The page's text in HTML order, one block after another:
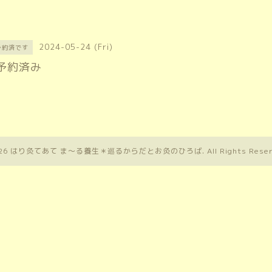
約済です 2024-05-24 (Fri)
約済み
はり灸てあて ま〜る養生＊巡るからだとお灸のひろば. All Rights